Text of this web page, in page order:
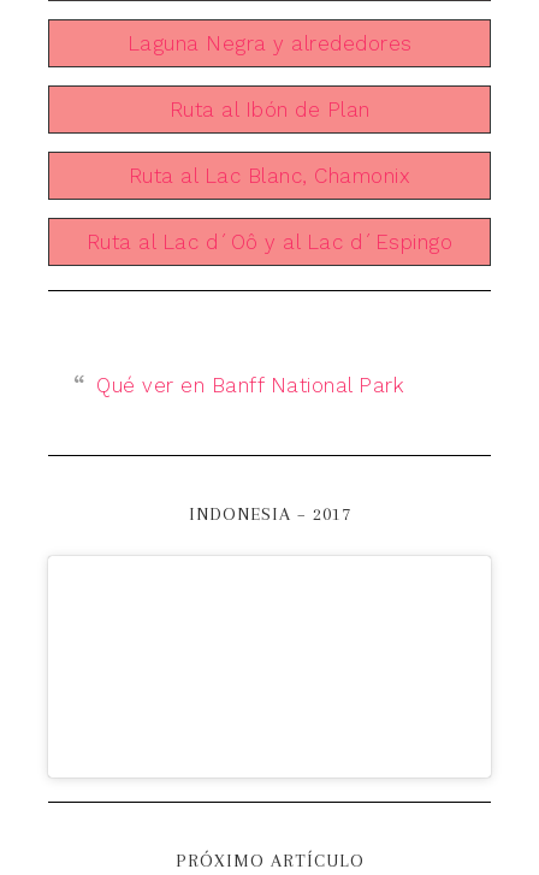
Laguna Negra y alrededores
Ruta al Ibón de Plan
Ruta al Lac Blanc, Chamonix
Ruta al Lac d´Oô y al Lac d´Espingo
Qué ver en Banff National Park
INDONESIA – 2017
PRÓXIMO ARTÍCULO